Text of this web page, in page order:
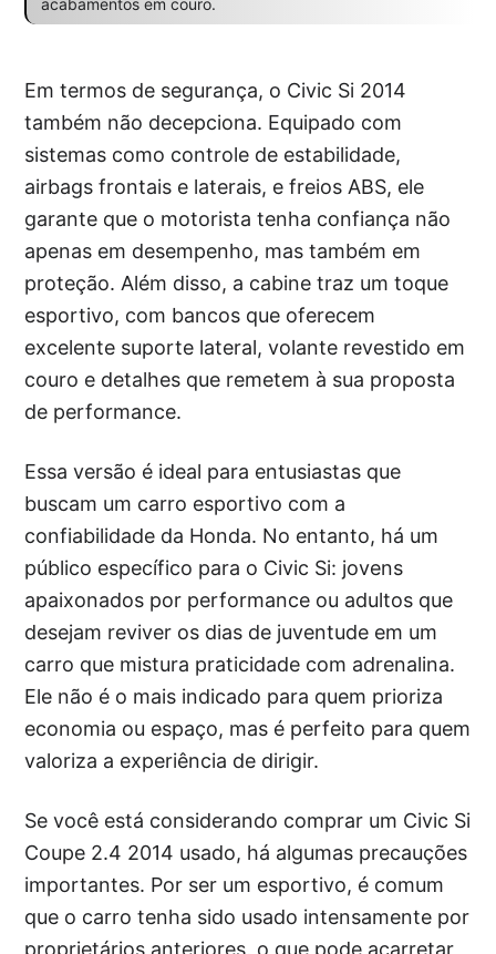
Em termos de segurança, o Civic Si 2014
também não decepciona. Equipado com
sistemas como controle de estabilidade,
airbags frontais e laterais, e freios ABS, ele
garante que o motorista tenha confiança não
apenas em desempenho, mas também em
proteção. Além disso, a cabine traz um toque
esportivo, com bancos que oferecem
excelente suporte lateral, volante revestido em
couro e detalhes que remetem à sua proposta
de performance.
Essa versão é ideal para entusiastas que
buscam um carro esportivo com a
confiabilidade da Honda. No entanto, há um
público específico para o Civic Si: jovens
apaixonados por performance ou adultos que
desejam reviver os dias de juventude em um
carro que mistura praticidade com adrenalina.
Ele não é o mais indicado para quem prioriza
economia ou espaço, mas é perfeito para quem
valoriza a experiência de dirigir.
Se você está considerando comprar um Civic Si
Coupe 2.4 2014 usado, há algumas precauções
importantes. Por ser um esportivo, é comum
que o carro tenha sido usado intensamente por
proprietários anteriores, o que pode acarretar